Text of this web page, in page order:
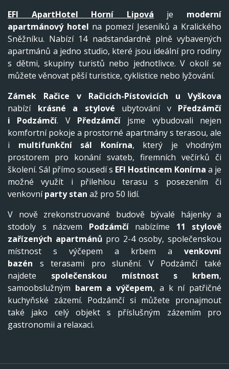
EFI ApartHotel Horní Lipová je moderní
apartmánový hotel na pomezí Jeseníků a Kralického
Sněžníku. Nabízí 14 nadstandardně plně vybavených
apartmánů a jedno studio, které jsou ideální pro rodiny
s dětmi, skupiny turistů nebo jednotlivce. V okolí se
můžete věnovat pěší turistice, cyklistice nebo lyžování.
Zámek Račice v Račicích-Pístovicích u Vyškova
nabízí krásné a stylové ubytování v Předzámčí
i
Podzámčí. V Předzámčí jsme vybudovali nejen
komfortní pokoje a prostorné apartmány s terasou, ale
i multifunkční sál Konírna, který je vhodným
prostorem pro konání svateb, firemních večírků či
školení. Sál přímo sousedí s EFI Hostincem Konírna a je
možné využít i přilehlou terasu s posezením či
venkovníparty stan až pro 50 lidí.
V nově zrekonstruované budově bývalé hájenky a
stodoly s názvem Podzámčínabízíme 11 stylově
zařízených apartmánů pro 2-4 osoby, společenskou
místnost s výčepem a krbem a venkovní
bazén s terasami pro slunění. V Podzámčí také
najdete společenskou místnost s krbem,
samoobslužným barem a výčepem, a k ní patřičné
kuchyňské zázemí. Podzámčí si můžete pronajmout
také jako celý objekt s příslušným zázemím pro
gastronomii a relaxaci.